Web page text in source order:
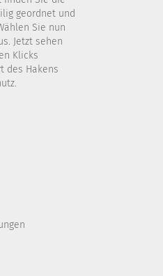
geordnet und
Sie nun
Jetzt sehen
Klicks
des Hakens